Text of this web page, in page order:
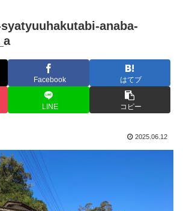
anaba-
Facebook はてブ
LINE コピー
2025.06.12